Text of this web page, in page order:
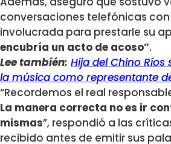
conversaciones telefónicas
involucrada para prestarle su
encubría un acto de acoso”.
Lee también: Hija del Chino
la música como representante
“Recordemos el real
La manera correcta no es ir
mismas”, respondió a las
recibido antes de emitir sus